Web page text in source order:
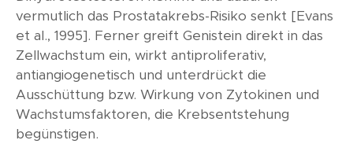
vermutlich das Prostatakrebs-Risiko senkt [Evans
et al., 1995]. Ferner greift Genistein direkt in das
Zellwachstum ein, wirkt antiproliferativ,
antiangiogenetisch und unterdrückt die
Ausschüttung bzw. Wirkung von Zytokinen und
Wachstumsfaktoren, die Krebsentstehung
begünstigen.